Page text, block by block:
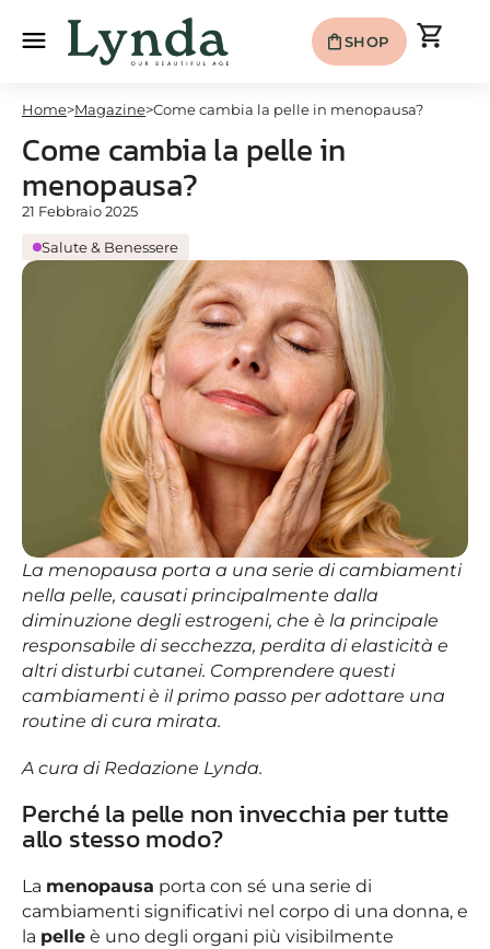
menu shopping_bagSHOP shopping_cart
Home>Magazine>Come cambia la pelle in menopausa?
Come cambia la pelle in
menopausa?
21 Febbraio 2025
Salute & Benessere
La menopausa porta a una serie di cambiamenti
nella pelle, causati principalmente dalla
diminuzione degli estrogeni, che è la principale
responsabile di secchezza, perdita di elasticità e
altri disturbi cutanei. Comprendere questi
cambiamenti è il primo passo per adottare una
routine di cura mirata.
A cura di Redazione Lynda.
Perché la pelle non invecchia per tutte
allo stesso modo?
La menopausa porta con sé una serie di
cambiamenti significativi nel corpo di una donna, e
la pelle è uno degli organi più visibilmente